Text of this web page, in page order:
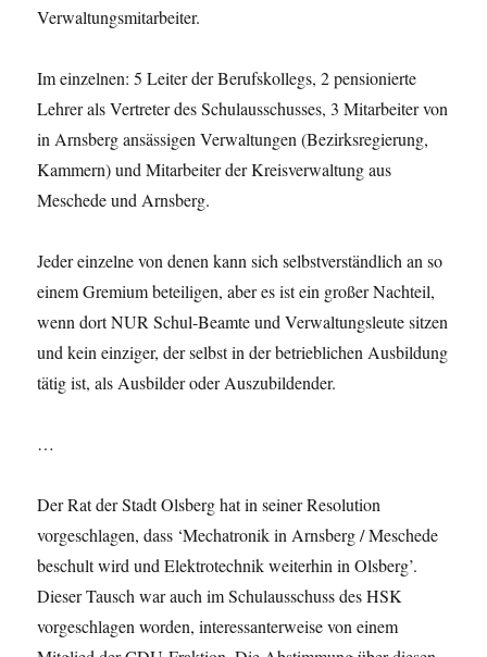
Verwaltungsmitarbeiter.
Im einzelnen: 5 Leiter der Berufskollegs, 2 pensionierte
Lehrer als Vertreter des Schulausschusses, 3 Mitarbeiter von
in Arnsberg ansässigen Verwaltungen (Bezirksregierung,
Kammern) und Mitarbeiter der Kreisverwaltung aus
Meschede und Arnsberg.
Jeder einzelne von denen kann sich selbstverständlich an so
einem Gremium beteiligen, aber es ist ein großer Nachteil,
wenn dort NUR Schul-Beamte und Verwaltungsleute sitzen
und kein einziger, der selbst in der betrieblichen Ausbildung
tätig ist, als Ausbilder oder Auszubildender.
…
Der Rat der Stadt Olsberg hat in seiner Resolution
vorgeschlagen, dass ‘Mechatronik in Arnsberg / Meschede
beschult wird und Elektrotechnik weiterhin in Olsberg’.
Dieser Tausch war auch im Schulausschuss des HSK
vorgeschlagen worden, interessanterweise von einem